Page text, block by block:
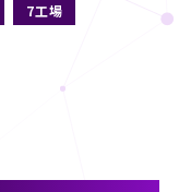
7工場